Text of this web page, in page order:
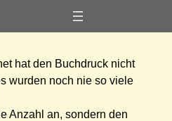
in der Gemeinde
hat den Buchdruck nicht
wurden noch nie so viele
Anzahl an, sondern den